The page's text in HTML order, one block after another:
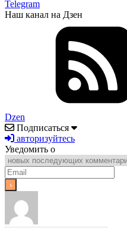
Telegram
Наш канал на Дзен
Dzen
Подписаться
авторизуйтесь
Уведомить о